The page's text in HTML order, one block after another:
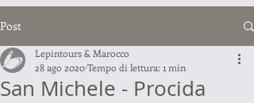
Post
San Michele - Procida
Lepintours & Marocco
28 ago 2020Tempo di lettura: 1 min